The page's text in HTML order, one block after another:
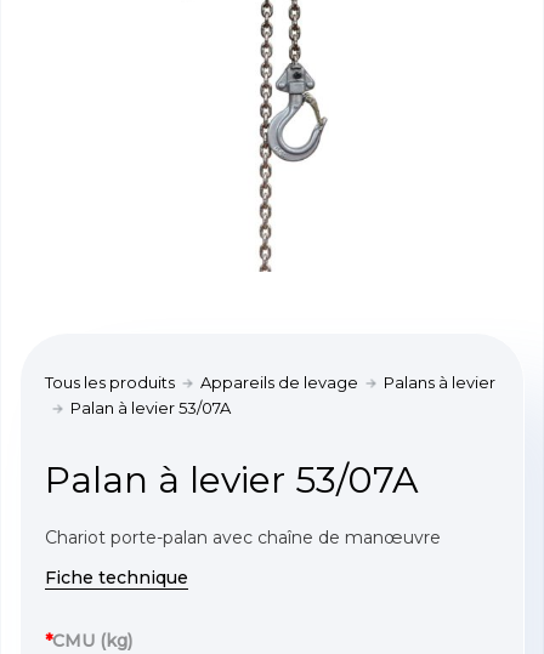
Tous les produits Appareils de levage
Palans à levier
Palan à levier 53/07A
Palan à levier 53/07A
Chariot porte-palan avec chaîne de manœuvre
Fiche technique
*CMU (kg)